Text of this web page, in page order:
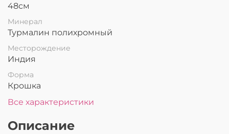
48см
Минерал
Турмалин полихромный
Месторождение
Индия
Форма
Крошка
Все характеристики
Описание